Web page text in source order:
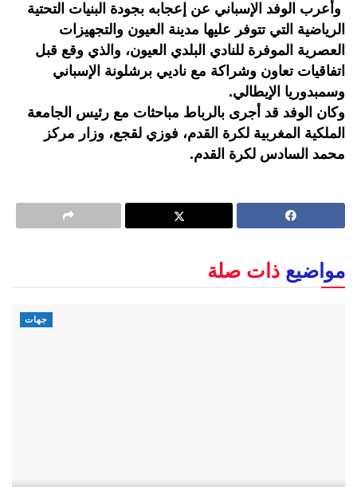
وأعرب الوفد الإسباني عن إعجابه بجودة البنيات التحتية
الرياضية التي تتوفر عليها مدينة العيون والتجهيزات
العصرية الموفرة للنادي البلدي العيون، والذي وقع قبل
اتفاقيات تعاون وشراكة مع ناديي برشلونة الإسباني
وسمبدوريا الإيطالي.
وكان الوفد قد أجرى بالرباط مباحثات مع رئيس الجامعة
الملكية المغربية لكرة القدم، فوزي لقجع، وزار مركز
محمد السادس لكرة القدم.
مواضيع ذات صلة
جهات